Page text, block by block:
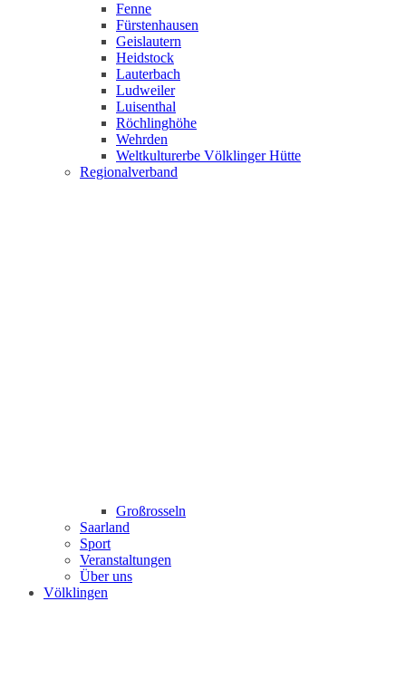
Fenne
Fürstenhausen
Geislautern
Heidstock
Lauterbach
Ludweiler
Luisenthal
Röchlinghöhe
Wehrden
Weltkulturerbe Völklinger Hütte
Regionalverband
Großrosseln
Saarland
Sport
Veranstaltungen
Über uns
Völklingen